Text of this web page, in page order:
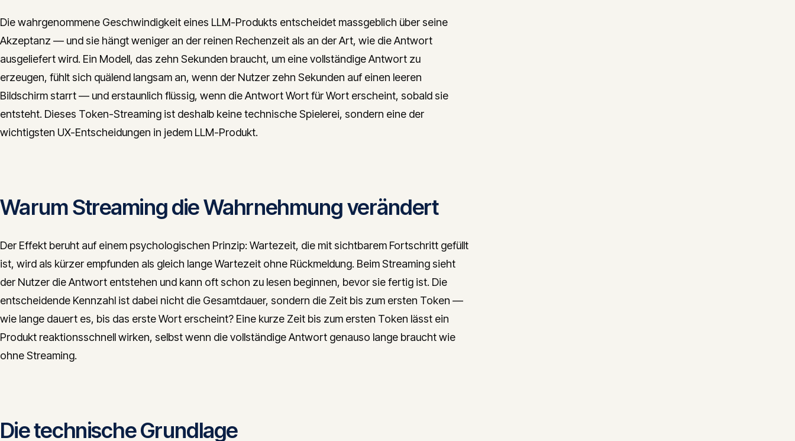
Die wahrgenommene Geschwindigkeit eines LLM-Produkts entscheidet massgeblich über seine
Akzeptanz — und sie hängt weniger an der reinen Rechenzeit als an der Art, wie die Antwort
ausgeliefert wird. Ein Modell, das zehn Sekunden braucht, um eine vollständige Antwort zu
erzeugen, fühlt sich quälend langsam an, wenn der Nutzer zehn Sekunden auf einen leeren
Bildschirm starrt — und erstaunlich flüssig, wenn die Antwort Wort für Wort erscheint, sobald sie
entsteht. Dieses Token-Streaming ist deshalb keine technische Spielerei, sondern eine der
wichtigsten UX-Entscheidungen in jedem LLM-Produkt.
Warum Streaming die Wahrnehmung verändert
Der Effekt beruht auf einem psychologischen Prinzip: Wartezeit, die mit sichtbarem Fortschritt gefüllt
ist, wird als kürzer empfunden als gleich lange Wartezeit ohne Rückmeldung. Beim Streaming sieht
der Nutzer die Antwort entstehen und kann oft schon zu lesen beginnen, bevor sie fertig ist. Die
entscheidende Kennzahl ist dabei nicht die Gesamtdauer, sondern die Zeit bis zum ersten Token —
wie lange dauert es, bis das erste Wort erscheint? Eine kurze Zeit bis zum ersten Token lässt ein
Produkt reaktionsschnell wirken, selbst wenn die vollständige Antwort genauso lange braucht wie
ohne Streaming.
Die technische Grundlage